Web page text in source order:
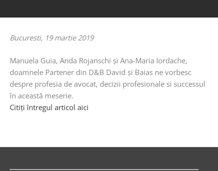
Bucuresti, 19 martie 2019
Manuela Guia, Anda Rojanschi şi Ana-Maria Iordache,
doamnele Partener din D&B David şi Baias ne vorbesc
despre profesia de avocat, decizii profesionale si successul
în această meserie.
Citiţi întregul articol aici